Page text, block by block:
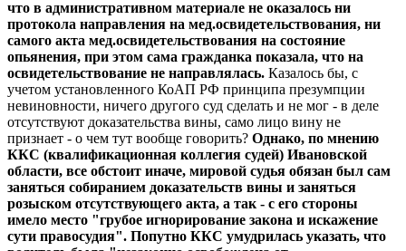
что в административном материале не оказалось ни
протокола направления на мед.освидетельствования, ни
самого акта мед.освидетельствования на состояние
опьянения, при этом сама гражданка показала, что на
освидетельствование не направлялась. Казалось бы, с
учетом установленного КоАП РФ принципа презумпции
невиновности, ничего другого суд сделать и не мог - в деле
отсутствуют доказательства вины, само лицо вину не
признает - о чем тут вообще говорить? Однако, по мнению
ККС (квалификационная коллегия судей) Ивановской
области, все обстоит иначе, мировой судья обязан был сам
заняться собиранием доказательств вины и заняться
розыском отсутствующего акта, а так - с его стороны
имело место "грубое игнорирование закона и искажение
сути правосудия". Попутно ККС умудрилась указать, что